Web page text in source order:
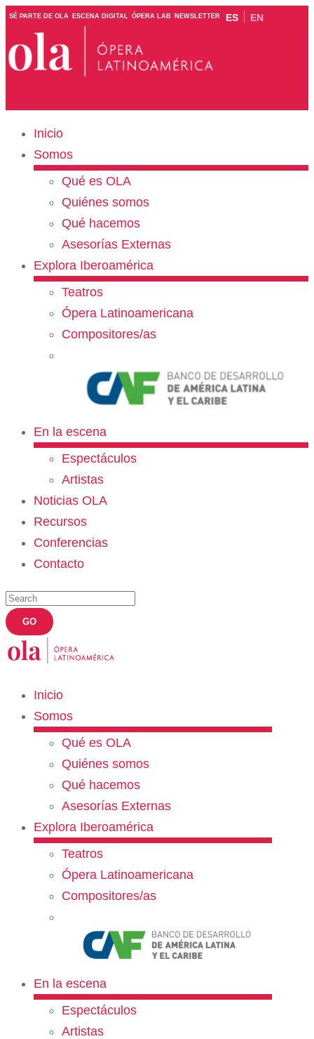
SÉ PARTE DE OLA ESCENA DIGITAL ÓPERA LAB NEWSLETTER ES EN
Inicio
Somos
Qué es OLA
Quiénes somos
Qué hacemos
Asesorías Externas
Explora Iberoamérica
Teatros
Ópera Latinoamericana
Compositores/as
En la escena
Espectáculos
Artistas
Noticias OLA
Recursos
Conferencias
Contacto
Inicio
Somos
Qué es OLA
Quiénes somos
Qué hacemos
Asesorías Externas
Explora Iberoamérica
Teatros
Ópera Latinoamericana
Compositores/as
En la escena
Espectáculos
Artistas